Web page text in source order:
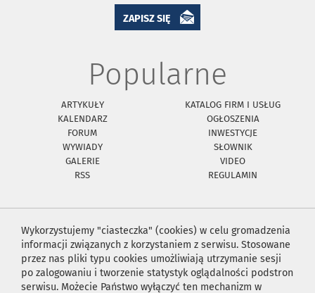
ZAPISZ SIĘ
Popularne
ARTYKUŁY
KATALOG FIRM I USŁUG
KALENDARZ
OGŁOSZENIA
FORUM
INWESTYCJE
WYWIADY
SŁOWNIK
GALERIE
VIDEO
RSS
REGULAMIN
Wykorzystujemy "ciasteczka" (cookies) w celu gromadzenia
informacji związanych z korzystaniem z serwisu. Stosowane
przez nas pliki typu cookies umożliwiają utrzymanie sesji
po zalogowaniu i tworzenie statystyk oglądalności podstron
serwisu. Możecie Państwo wyłączyć ten mechanizm w